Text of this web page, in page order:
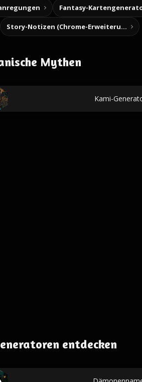
Fantasy-
Story-Notizen (Chrome-Erweiterung)
Mythen
Kami-
entdecken